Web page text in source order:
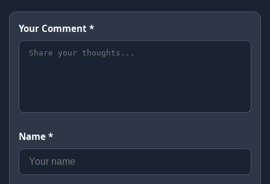
Your Comment *
Name *